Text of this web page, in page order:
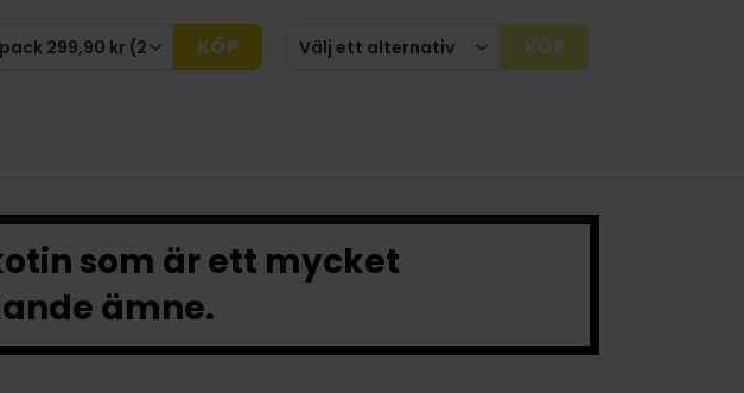
KÖP KÖP
som är ett mycket
ämne.